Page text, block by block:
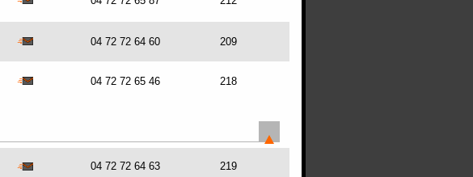
04 72 72 64 60 209
04 72 72 65 46 218
04 72 72 64 63 219